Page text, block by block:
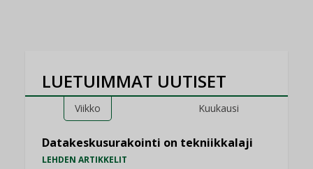
LUETUIMMAT UUTISET
Viikko Kuukausi
Datakeskusurakointi on tekniikkalaji
LEHDEN ARTIKKELIT